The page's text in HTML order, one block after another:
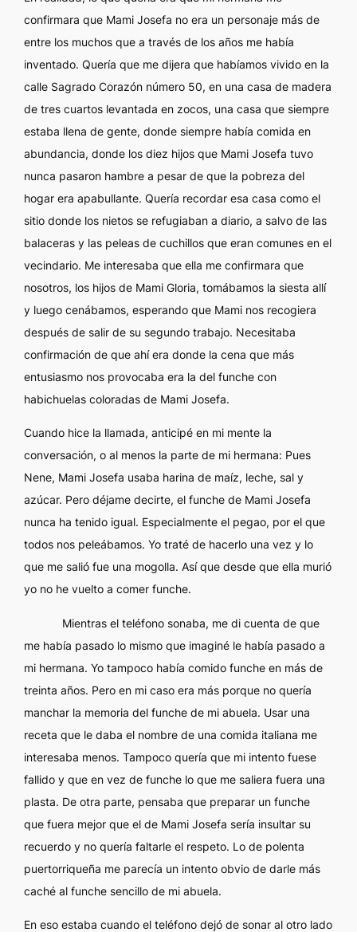
confirmara que Mami Josefa no era un personaje más de
entre los muchos que a través de los años me había
inventado. Quería que me dijera que habíamos vivido en la
calle Sagrado Corazón número 50, en una casa de madera
de tres cuartos levantada en zocos, una casa que siempre
estaba llena de gente, donde siempre había comida en
abundancia, donde los diez hijos que Mami Josefa tuvo
nunca pasaron hambre a pesar de que la pobreza del
hogar era apabullante. Quería recordar esa casa como el
sitio donde los nietos se refugiaban a diario, a salvo de las
balaceras y las peleas de cuchillos que eran comunes en el
vecindario. Me interesaba que ella me confirmara que
nosotros, los hijos de Mami Gloria, tomábamos la siesta allí
y luego cenábamos, esperando que Mami nos recogiera
después de salir de su segundo trabajo. Necesitaba
confirmación de que ahí era donde la cena que más
entusiasmo nos provocaba era la del funche con
habichuelas coloradas de Mami Josefa.
Cuando hice la llamada, anticipé en mi mente la
conversación, o al menos la parte de mi hermana: Pues
Nene, Mami Josefa usaba harina de maíz, leche, sal y
azúcar. Pero déjame decirte, el funche de Mami Josefa
nunca ha tenido igual. Especialmente el pegao, por el que
todos nos peleábamos. Yo traté de hacerlo una vez y lo
que me salió fue una mogolla. Así que desde que ella murió
yo no he vuelto a comer funche.
Mientras el teléfono sonaba, me di cuenta de que
me había pasado lo mismo que imaginé le había pasado a
mi hermana. Yo tampoco había comido funche en más de
treinta años. Pero en mi caso era más porque no quería
manchar la memoria del funche de mi abuela. Usar una
receta que le daba el nombre de una comida italiana me
interesaba menos. Tampoco quería que mi intento fuese
fallido y que en vez de funche lo que me saliera fuera una
plasta. De otra parte, pensaba que preparar un funche
que fuera mejor que el de Mami Josefa sería insultar su
recuerdo y no quería faltarle el respeto. Lo de polenta
puertorriqueña me parecía un intento obvio de darle más
caché al funche sencillo de mi abuela.
En eso estaba cuando el teléfono dejó de sonar al otro lado